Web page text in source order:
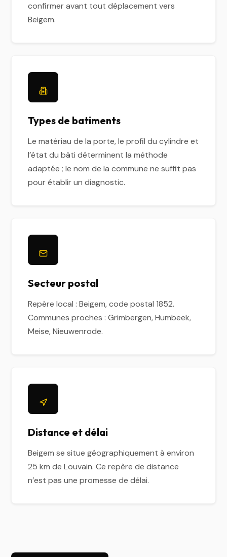
confirmer avant tout déplacement vers
Beigem.
Types de batiments
Le matériau de la porte, le profil du cylindre et
l’état du bâti déterminent la méthode
adaptée ; le nom de la commune ne suffit pas
pour établir un diagnostic.
Secteur postal
Repère local : Beigem, code postal 1852.
Communes proches : Grimbergen, Humbeek,
Meise, Nieuwenrode.
Distance et délai
Beigem se situe géographiquement à environ
25 km de Louvain. Ce repère de distance
n’est pas une promesse de délai.